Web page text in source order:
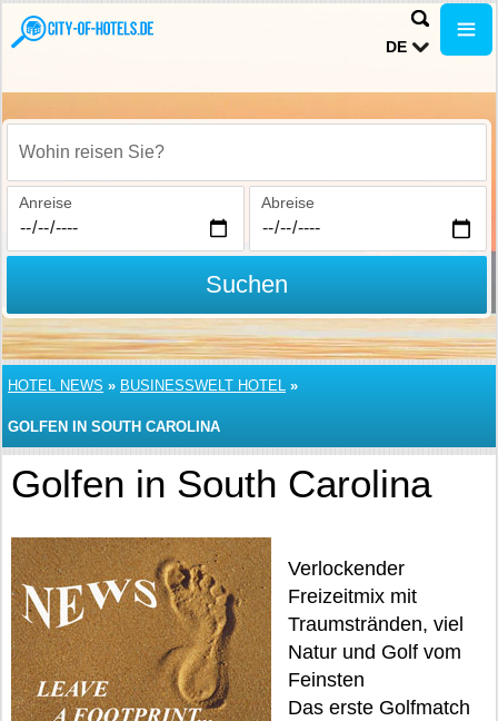
DE
Wohin reisen Sie?
Anreise Abreise
Suchen
HOTEL NEWS » BUSINESSWELT HOTEL »
GOLFEN IN SOUTH CAROLINA
Golfen in South Carolina
Verlockender
Freizeitmix mit
Traumstränden, viel
Natur und Golf vom
Feinsten
Das erste Golfmatch